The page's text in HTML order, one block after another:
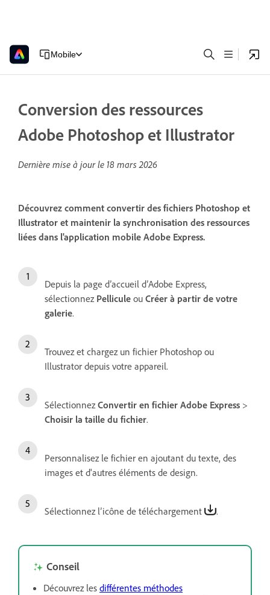
Mobile
Conversion des ressources
Adobe Photoshop et Illustrator
Dernière mise à jour le 18 mars 2026
Découvrez comment convertir des fichiers Photoshop et
Illustrator et maintenir la synchronisation des ressources
liées dans l'application mobile Adobe Express.
Depuis la page d’accueil d’Adobe Express,
sélectionnez Pellicule ou Créer à partir de votre
galerie.
Trouvez et chargez un fichier Photoshop ou
Illustrator depuis votre appareil.
Sélectionnez Convertir en fichier Adobe Express >
Choisir la taille du fichier.
Personnalisez le fichier en ajoutant du texte, des
images et d'autres éléments de design.
Sélectionnez l’icône de téléchargement .
Conseil
Découvrez les différentes méthodes